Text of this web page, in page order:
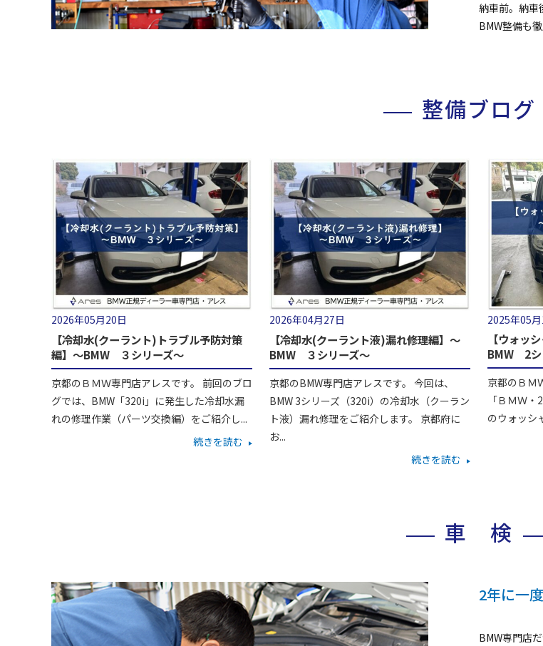
納車前。納車
BMW整備も
整備ブログ
2026年05月20日
【冷却水(クーラント)トラブル予防対策
編】～BMW ３シリーズ～
京都のＢＭＷ専門店アレスです。 前回のブロ
グでは、BMW「320i」に発生した冷却水漏
れの修理作業（パーツ交換編）をご紹介し...
続きを読む
2026年04月27日
【冷却水(クーラント液)漏れ修理編】～
BMW ３シリーズ～
京都のBMW専門店アレスです。 今回は、
BMW 3シリーズ（320i）の冷却水（クーラン
ト液）漏れ修理をご紹介します。 京都府に
お...
続きを読む
2025年05
【ウォッ
BMW 2シ
京都のＢＭ
「ＢＭＷ
のウォッシ
車 検
2年に一
BMW専門店